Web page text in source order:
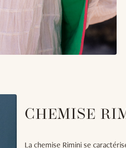
CHEMISE
La chemise Rimini se